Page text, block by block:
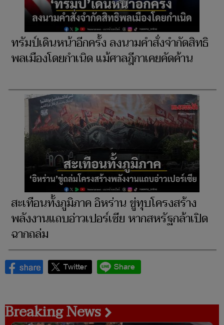
ทรัมป์เดินหน้าอีกครั้ง ลงนามคำสั่งจำกัดสิทธิ
พลเมืองโดยกำเนิด แม้ศาลฎีกาเคยคัดค้าน
สะเทือนทั้งภูมิภาค อิหร่าน ขู่ทุบโครงสร้าง
พลังงานแถบอ่าวเปอร์เซีย หากสหรัฐกล้าเปิด
ฉากถล่ม
Breaking News